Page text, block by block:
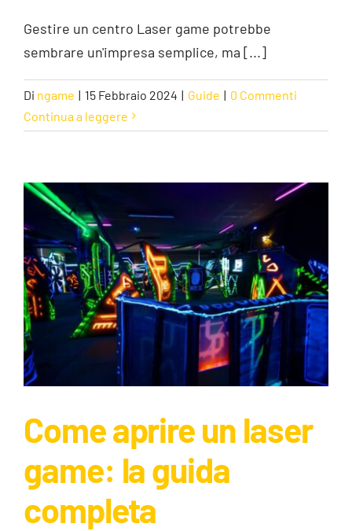
Gestire un centro Laser game potrebbe
sembrare un'impresa semplice, ma [...]
Di ngame | 15 Febbraio 2024 | Guide | 0 Commenti
Continua a leggere
Come aprire un laser game: la guida
completa
Come aprire un laser
game: la guida
completa